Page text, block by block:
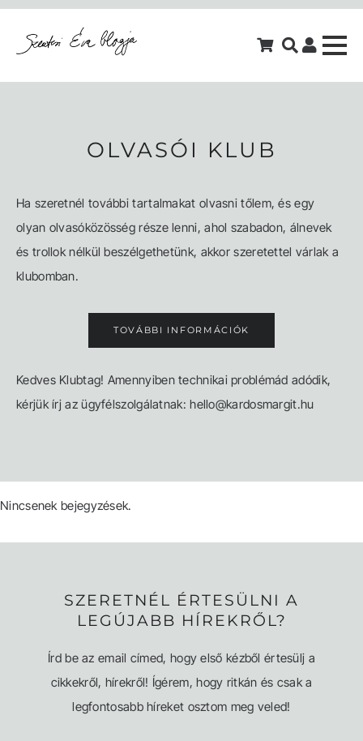
OLVASÓI KLUB
Ha szeretnél további tartalmakat olvasni tőlem, és egy
olyan olvasóközösség része lenni, ahol szabadon, álnevek
és trollok nélkül beszélgethetünk, akkor szeretettel várlak a
klubomban.
TOVÁBBI INFORMÁCIÓK
Kedves Klubtag! Amennyiben technikai problémád adódik,
kérjük írj az ügyfélszolgálatnak: hello@kardosmargit.hu
Nincsenek bejegyzések.
SZERETNÉL ÉRTESÜLNI A
LEGÚJABB HÍREKRŐL?
Írd be az email címed, hogy első kézből értesülj a
cikkekről, hírekről! Ígérem, hogy ritkán és csak a
legfontosabb híreket osztom meg veled!